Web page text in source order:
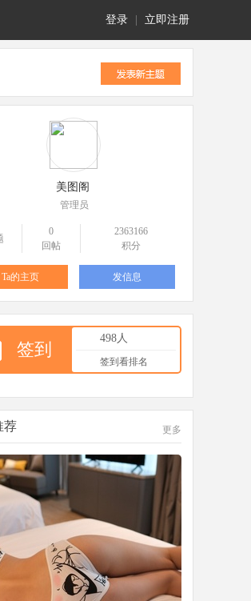
登录 立即注册
美图阁
管理员
0
回帖
2363166
积分
Ta的主页 发信息
签到
498人
签到看排名
更多
荐